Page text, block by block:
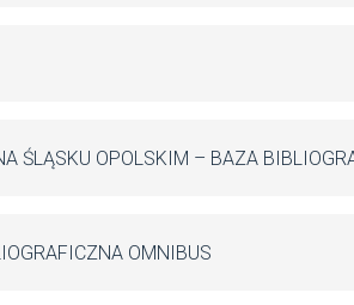
ŚLĄSKU OPOLSKIM – BAZA
OMNIBUS